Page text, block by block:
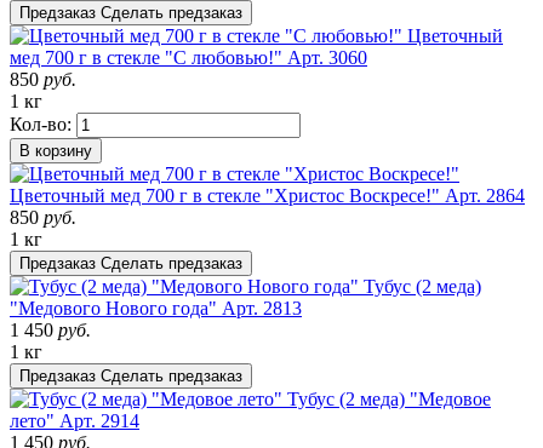
Предзаказ Сделать предзаказ
Цветочный
мед 700 г в стекле "С любовью!" Арт. 3060
850 руб.
1 кг
Кол-во:
В корзину
Цветочный мед 700 г в стекле "Христос Воскресе!" Арт. 2864
850 руб.
1 кг
Предзаказ Сделать предзаказ
Тубус (2 меда)
"Медового Нового года" Арт. 2813
1 450 руб.
1 кг
Предзаказ Сделать предзаказ
Тубус (2 меда) "Медовое
лето" Арт. 2914
1 450 руб.